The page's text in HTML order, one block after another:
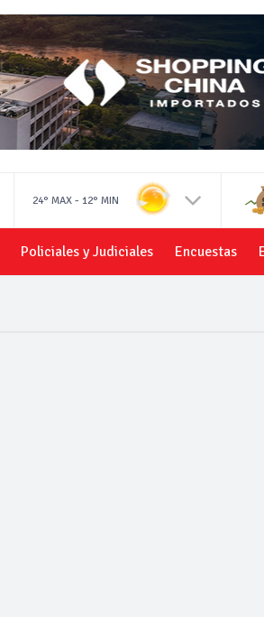
24° MAX - 12° MIN
Policiales y Judiciales Encuestas